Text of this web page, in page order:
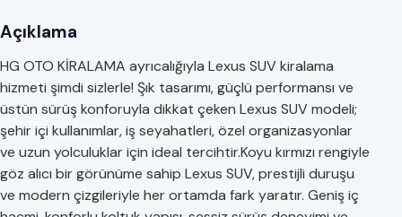
Açıklama
HG OTO KİRALAMA ayrıcalığıyla Lexus SUV kiralama
hizmeti şimdi sizlerle! Şık tasarımı, güçlü performansı ve
üstün sürüş konforuyla dikkat çeken Lexus SUV modeli;
şehir içi kullanımlar, iş seyahatleri, özel organizasyonlar
ve uzun yolculuklar için ideal tercihtir.Koyu kırmızı rengiyle
göz alıcı bir görünüme sahip Lexus SUV, prestijli duruşu
ve modern çizgileriyle her ortamda fark yaratır. Geniş iç